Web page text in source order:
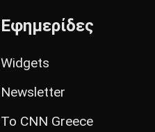
Εφημερίδες
Widgets
Newsletter
Το CNN Greece